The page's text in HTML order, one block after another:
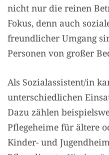
nicht nur die reinen
Fokus, denn auch
freundlicher Umgang
Personen von großer
Als Sozialassistent/in
unterschiedlichen
Dazu zählen
Pflegeheime für ältere
Kinder- und